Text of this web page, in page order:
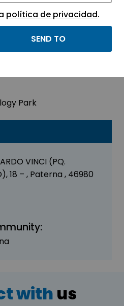
VINCI (PQ.
18 – , Paterna , 46980
DE
SL
Park
with us
política de privacidad.